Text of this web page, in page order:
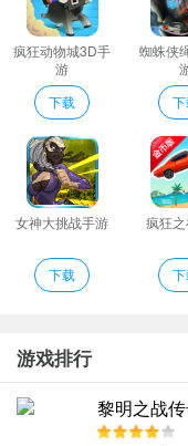
3、失败的话也不要紧
4、收集独家的英雄每一
5、你将会来到被僵尸
去你就需要找到人类最后
Hero Feto特色
炫酷技能等着你去释放
玩家击杀敌人就可以去
的战斗能力；
玩家们想要自己的英雄
己团队的默契搭配以及组
疯狂动物城3D手
游
下载
蜘蛛侠
女神大挑战手游
下载
疯狂
游戏排行
黎明之战